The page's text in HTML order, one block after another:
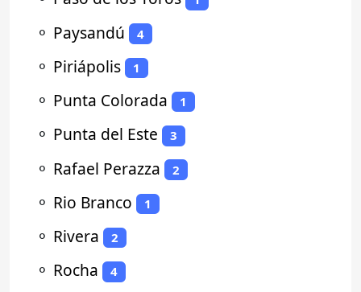
⚬ Paysandú 4
⚬ Piriápolis 1
⚬ Punta Colorada 1
⚬ Punta del Este 3
⚬ Rafael Perazza 2
⚬ Rio Branco 1
⚬ Rivera 2
⚬ Rocha 4